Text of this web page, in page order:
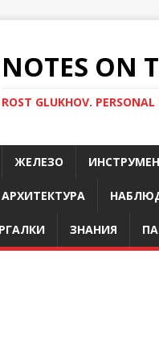
NOTES ON
ROST GLUKHOV.
ЖЕЛЕЗО
АРХИТЕКТУРА
ЗНАНИЯ